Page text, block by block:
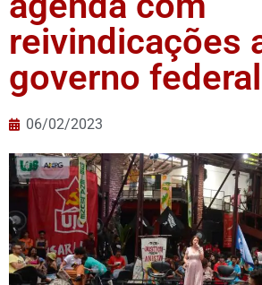
reivindicações
governo federal
06/02/2023